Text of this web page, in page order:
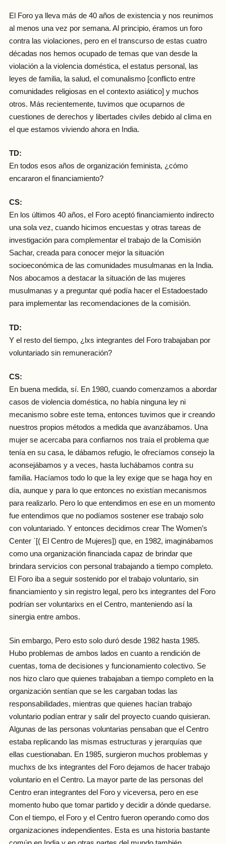
El Foro ya lleva más de 40 años de existencia y nos reunimos
al menos una vez por semana. Al principio, éramos un foro
contra las violaciones, pero en el transcurso de estas cuatro
décadas nos hemos ocupado de temas que van desde la
violación a la violencia doméstica, el estatus personal, las
leyes de familia, la salud, el comunalismo [conflicto entre
comunidades religiosas en el contexto asiático] y muchos
otros. Más recientemente, tuvimos que ocuparnos de
cuestiones de derechos y libertades civiles debido al clima en
el que estamos viviendo ahora en India.
TD:
En todos esos años de organización feminista, ¿cómo
encararon el financiamiento?
CS:
En los últimos 40 años, el Foro aceptó financiamiento indirecto
una sola vez, cuando hicimos encuestas y otras tareas de
investigación para complementar el trabajo de la Comisión
Sachar, creada para conocer mejor la situación
socioeconómica de las comunidades musulmanas en la India.
Nos abocamos a destacar la situación de las mujeres
musulmanas y a preguntar qué podía hacer el Estadoestado
para implementar las recomendaciones de la comisión.
TD:
Y el resto del tiempo, ¿lxs integrantes del Foro trabajaban por
voluntariado sin remuneración?
CS:
En buena medida, sí. En 1980, cuando comenzamos a abordar
casos de violencia doméstica, no había ninguna ley ni
mecanismo sobre este tema, entonces tuvimos que ir creando
nuestros propios métodos a medida que avanzábamos. Una
mujer se acercaba para confiarnos nos traía el problema que
tenía en su casa, le dábamos refugio, le ofrecíamos consejo la
aconsejábamos y a veces, hasta luchábamos contra su
familia. Hacíamos todo lo que la ley exige que se haga hoy en
día, aunque y para lo que entonces no existían mecanismos
para realizarlo. Pero lo que entendimos en ese en un momento
fue entendimos que no podíamos sostener ese trabajo solo
con voluntariado. Y entonces decidimos crear The Women’s
Center `[( El Centro de Mujeres]) que, en 1982, imaginábamos
como una organización financiada capaz de brindar que
brindara servicios con personal trabajando a tiempo completo.
El Foro iba a seguir sostenido por el trabajo voluntario, sin
financiamiento y sin registro legal, pero lxs integrantes del Foro
podrían ser voluntarixs en el Centro, manteniendo así la
sinergia entre ambos.
Sin embargo, Pero esto solo duró desde 1982 hasta 1985.
Hubo problemas de ambos lados en cuanto a rendición de
cuentas, toma de decisiones y funcionamiento colectivo. Se
nos hizo claro que quienes trabajaban a tiempo completo en la
organización sentían que se les cargaban todas las
responsabilidades, mientras que quienes hacían trabajo
voluntario podían entrar y salir del proyecto cuando quisieran.
Algunas de las personas voluntarias pensaban que el Centro
estaba replicando las mismas estructuras y jerarquías que
ellas cuestionaban. En 1985, surgieron muchos problemas y
muchxs de lxs integrantes del Foro dejamos de hacer trabajo
voluntario en el Centro. La mayor parte de las personas del
Centro eran integrantes del Foro y viceversa, pero en ese
momento hubo que tomar partido y decidir a dónde quedarse.
Con el tiempo, el Foro y el Centro fueron operando como dos
organizaciones independientes. Esta es una historia bastante